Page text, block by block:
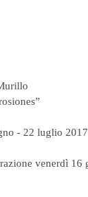
- 22 luglio 2017
venerdì 16